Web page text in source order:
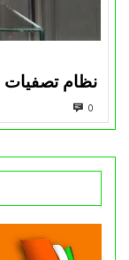
نظام تصفيات
0